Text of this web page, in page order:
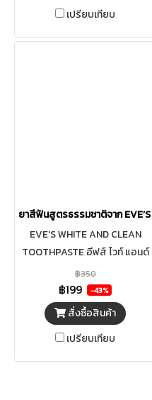
เปรียบเทียบ
ยาสีฟันสูตรธรรมชาติจาก EVE’S
EVE'S WHITE AND CLEAN
TOOTHPASTE อีฟส์ ไวท์ แอนด์
คลีน ทูธเพสต์ ผสานสารสกัด
สมุนไพร 18 ชนิด ลดกลิ่นปาก ลม
หายใจหอมสดชื่น ช่วยให้ฟันขาว
ไม่ทำลายสารเคลือบฟัน ลดกลิ่น
ปาก ลมหายใจหอมสดชื่นยาวนาน
฿350
฿199 -43%
สั่งซื้อสินค้า
เปรียบเทียบ